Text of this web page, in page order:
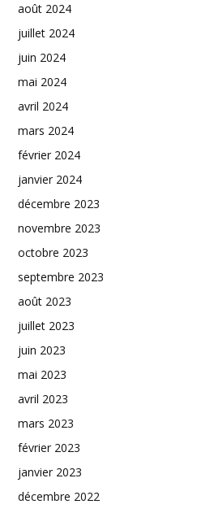
août 2024
juillet 2024
juin 2024
mai 2024
avril 2024
mars 2024
février 2024
janvier 2024
décembre 2023
novembre 2023
octobre 2023
septembre 2023
août 2023
juillet 2023
juin 2023
mai 2023
avril 2023
mars 2023
février 2023
janvier 2023
décembre 2022